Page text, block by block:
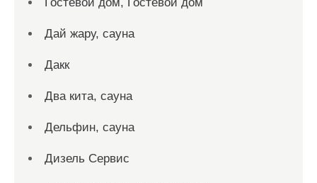
Дай жару, сауна
Дакк
Два кита, сауна
Дельфин, сауна
Дизель Сервис